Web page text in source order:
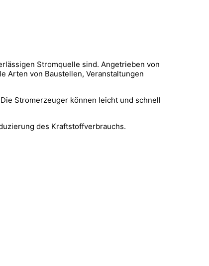
Stromquelle sind. Angetrieben von
Arten von Baustellen, Veranstaltungen
Stromerzeuger können leicht und schnell
des Kraftstoffverbrauchs.